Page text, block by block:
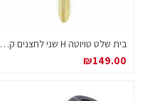
בית שלט טויוטה H שני לחצנים קבוע
₪149.00